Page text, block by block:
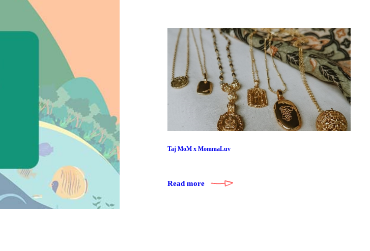
Taj MoM x MommaLuv
Read more